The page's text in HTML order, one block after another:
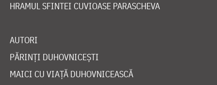
HRAMUL SFINTEI CUVIOASE PARASCHEVA
AUTORI
PĂRINȚI DUHOVNICEȘTI
MAICI CU VIAȚĂ DUHOVNICEASCĂ